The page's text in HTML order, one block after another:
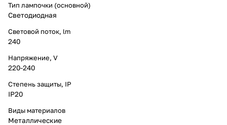
Тип лампочки (основной)
Светодиодная
Световой поток, lm
240
Напряжение, V
220-240
Степень защиты, IP
IP20
Виды материалов
Металлические